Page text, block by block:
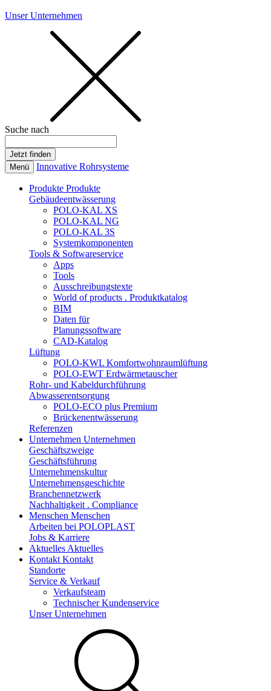
Unser Unternehmen
Suche nach
Menü Innovative Rohrsysteme
Produkte Produkte
Gebäudeentwässerung
POLO-KAL XS
POLO-KAL NG
POLO-KAL 3S
Systemkomponenten
Tools & Softwareservice
Apps
Tools
Ausschreibungstexte
World of products . Produktkatalog
BIM
Daten für
Planungssoftware
CAD-Katalog
Lüftung
POLO-KWL Komfortwohnraumlüftung
POLO-EWT Erdwärmetauscher
Rohr- und Kabeldurchführung
Abwasserentsorgung
POLO-ECO plus Premium
Brückenentwässerung
Referenzen
Unternehmen Unternehmen
Geschäftszweige
Geschäftsführung
Unternehmenskultur
Unternehmensgeschichte
Branchennetzwerk
Nachhaltigkeit . Compliance
Menschen Menschen
Arbeiten bei POLOPLAST
Jobs & Karriere
Aktuelles Aktuelles
Kontakt Kontakt
Standorte
Service & Verkauf
Verkaufsteam
Technischer Kundenservice
Unser Unternehmen